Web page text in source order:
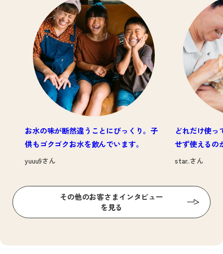
お水の味が断然違うことにびっくり。子
供もゴクゴクお水を飲んでいます。
yuuu9さん
どれだけ使っ
せず使えるの
star..さん
その他のお客さまインタビュー
を見る